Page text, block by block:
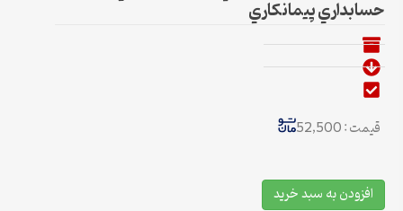
حسابداري پيمانكاري
قیمت : 52,500
افزودن به سبد خرید